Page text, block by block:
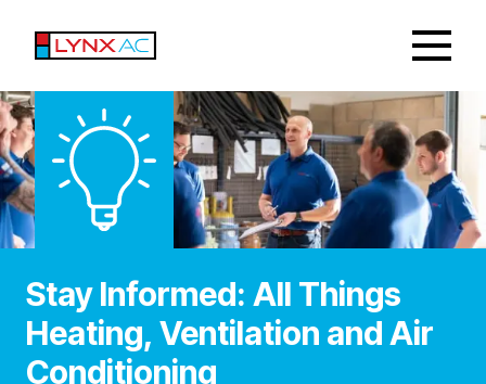
Stay Informed: All Things
Heating, Ventilation and Air
Conditioning​​​​‌ ‍ ​‍​‍‌‍ ‌ ​‍‌‍‍‌‌‍‌ ‌‍‍‌‌‍ ‍​‍​‍​ ‍‍​‍​‍‌ ​ ‌‍​‌‌‍ ‍‌‍‍‌‌ ‌​‌ ‍‌​‍ ‍‌‍‍‌‌‍ ​‍​‍​‍ ​​‍​‍‌‍‍​‌ ​‍‌‍‌‌‌‍‌‍​‍​‍​ ‍‍​‍​‍​‍ ‌‍​‌‌‍‌​‌‍ ‌‌‍‍‌‌‍ ‍​‍ ‌‍‍‌‌‍ ‍‌ ‌​‌‍‌‌‌‍ ‍‌ ‌​​‍ ‌‍‌‌‌‍‌​‌‍‍‌‌ ‌​​‍ ‌‍ ‌‌‍ ‌‍‌​‌‍‌‌​ ‌‌ ​​‌ ​‍‌‍‌‌‌ ​ ‌‍‌‌‌‍ ‍‌ ‌​‌‍​‌‌ ‌​‌‍‍‌‌‍ ‌‍ ‍​ ‍ ‌‍‍‌‌‍‌​​ ‌‌‍​‍‌‍ ​‌‍ ‌‍‌ ​ ‍ ‌ ‌​‌ ‍‌‌ ​​‌‍‌‌​ ‌‌‍​‍‌‍ ​‌‍ ‌‍‌ ​ ‍ ‌ ​​‌‍​‌‌ ‌​‌‍‍​​ ‌‌‍‍‌‌‍​ ‌‍ ‌‍ ‍‌‌‌​‌‍‌‌‌ ‍​‌ ‌​‌​‍​‌‍‌‌‌ ​‍‌‍ ​‍ ‍‌ ‌​‌‍‍‌‌ ‌​‌‍ ​‌‍‌‌​ ‌‍​‍‌‍​‌‌ ​ ‌‍‌‌‌‌‌‌‌ ​‍‌‍ ​​ ‌​‍‌‌​ ​‍‌​‌‍‌‍​‌‌‍‌​‌‍ ‌‌‍‍‌‌‍ ‍​‍‌‍‌‍‍‌‌‍‌​​ ‌‌‍​‍‌‍ ​‌‍ ‌‍‌ ​‍‌‍‌ ‌​‌ ‍‌‌ ​​‌‍‌‌​ ‌‌‍​‍‌‍ ​‌‍ ‌‍‌ ​‍‌‍‌ ​​‌‍​‌‌ ‌​‌‍‍​​ ‌‌‍‍‌‌‍​ ‌‍ ‌‍ ‍‌‌‌​‌‍‌‌‌ ‍​‌ ‌​‌​‍​‌‍‌‌‌ ​‍‌‍ ​‍ ‍‌ ‌​‌‍‍‌‌ ‌​‌‍ ​‌‍‌‌​‍​‍‌ ‌